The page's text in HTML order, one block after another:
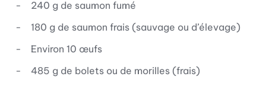
240 g de saumon fumé
180 g de saumon frais (sauvage ou d’élevage)
Environ 10 œufs
485 g de bolets ou de morilles (frais)